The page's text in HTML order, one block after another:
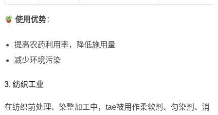
使用优势：
提高农药利用率，降低施用量
减少环境污染
3. 纺织工业
在纺织前处理、染整加工中，tae被用作柔软剂、匀染剂、消